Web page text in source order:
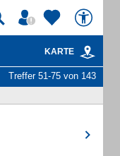
KARTE
Treffer 51-75 von 143